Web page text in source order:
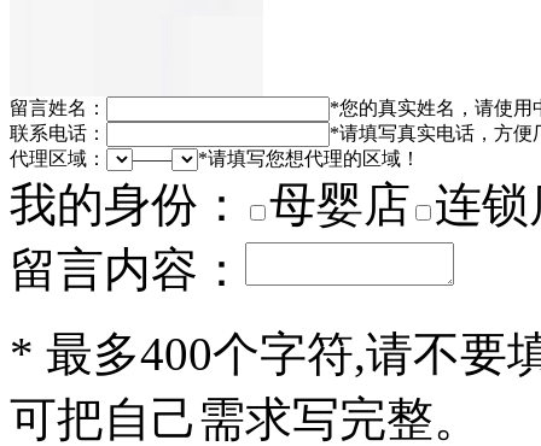
留言姓名： *您的真实姓名，请使用
联系电话：
*请填写真实电话，方便
代理区域：
—— *请填写您想代理的区域！
我的身份： 母婴店 连锁
留言内容：
* 最多400个字符,请不要
可把自己需求写完整。